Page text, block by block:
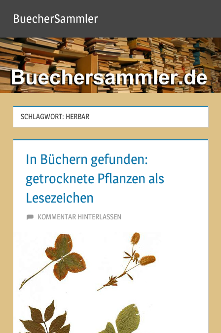
Inhalt
springen
BuecherSammler
SCHLAGWORT: HERBAR
In Büchern gefunden:
getrocknete Pflanzen als
Lesezeichen
4. OKTOBER 2012
MARTINA BERG
KOMMENTAR HINTERLASSEN